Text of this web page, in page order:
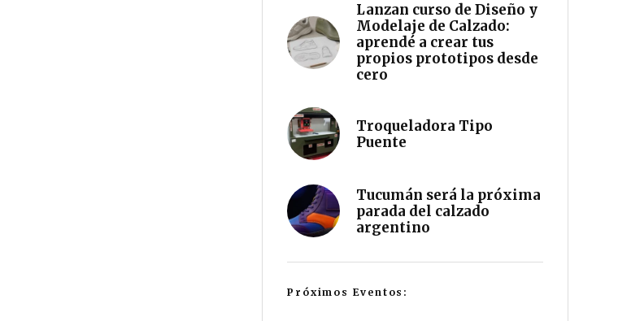
Lanzan curso de Diseño y
Modelaje de Calzado:
aprendé a crear tus
propios prototipos desde
cero
Troqueladora Tipo
Puente
Tucumán será la próxima
parada del calzado
argentino
Próximos Eventos: